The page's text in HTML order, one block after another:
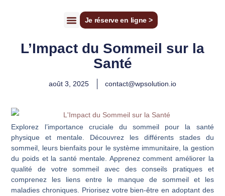
Je réserve en ligne >
L’Impact du Sommeil sur la
Santé
août 3, 2025 contact@wpsolution.io
Explorez l’importance cruciale du sommeil pour la santé
physique et mentale. Découvrez les différents stades du
sommeil, leurs bienfaits pour le système immunitaire, la gestion
du poids et la santé mentale. Apprenez comment améliorer la
qualité de votre sommeil avec des conseils pratiques et
comprenez les liens entre le manque de sommeil et les
maladies chroniques. Priorisez votre bien-être en adoptant des